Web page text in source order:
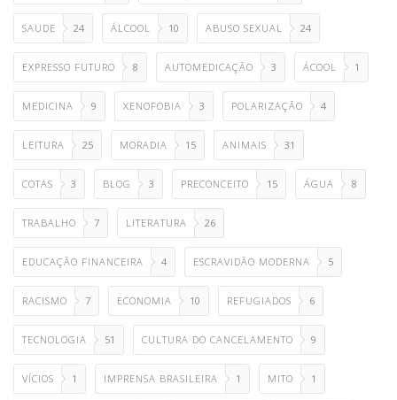
SAUDE 24 ÁLCOOL 10 ABUSO SEXUAL 24
EXPRESSO FUTURO 8 AUTOMEDICAÇÃO 3 ÁCOOL 1
MEDICINA 9 XENOFOBIA 3 POLARIZAÇÃO 4
LEITURA 25 MORADIA 15 ANIMAIS 31
COTAS 3 BLOG 3 PRECONCEITO 15 ÁGUA 8
TRABALHO 7 LITERATURA 26
EDUCAÇÃO FINANCEIRA 4 ESCRAVIDÃO MODERNA 5
RACISMO 7 ECONOMIA 10 REFUGIADOS 6
TECNOLOGIA 51 CULTURA DO CANCELAMENTO 9
VÍCIOS 1 IMPRENSA BRASILEIRA 1 MITO 1